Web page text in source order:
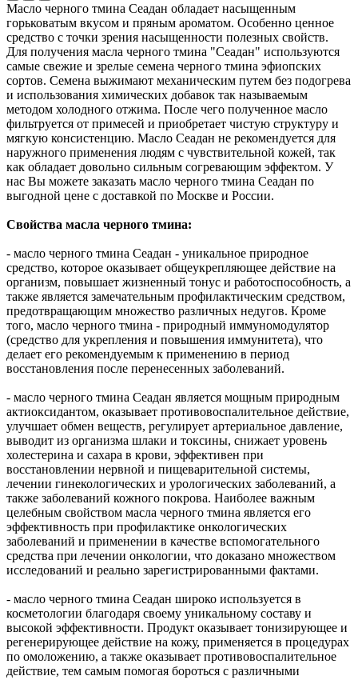
Масло черного тмина Сеадан обладает насыщенным
горьковатым вкусом и пряным ароматом. Особенно ценное
средство с точки зрения насыщенности полезных свойств.
Для получения масла черного тмина "Сеадан" используются
самые свежие и зрелые семена черного тмина эфиопских
сортов. Семена выжимают механическим путем без подогрева
и использования химических добавок так называемым
методом холодного отжима. После чего полученное масло
фильтруется от примесей и приобретает чистую структуру и
мягкую консистенцию. Масло Сеадан не рекомендуется для
наружного применения людям с чувствительной кожей, так
как обладает довольно сильным согревающим эффектом. У
нас Вы можете заказать масло черного тмина Сеадан по
выгодной цене с доставкой по Москве и России.
Свойства масла черного тмина:
- масло черного тмина Сеадан - уникальное природное
средство, которое оказывает общеукрепляющее действие на
организм, повышает жизненный тонус и работоспособность, а
также является замечательным профилактическим средством,
предотвращающим множество различных недугов. Кроме
того, масло черного тмина - природный иммуномодулятор
(средство для укрепления и повышения иммунитета), что
делает его рекомендуемым к применению в период
восстановления после перенесенных заболеваний.
- масло черного тмина Сеадан является мощным природным
актиоксидантом, оказывает противовоспалительное действие,
улучшает обмен веществ, регулирует артериальное давление,
выводит из организма шлаки и токсины, снижает уровень
холестерина и сахара в крови, эффективен при
восстановлении нервной и пищеварительной системы,
лечении гинекологических и урологических заболеваний, а
также заболеваний кожного покрова. Наиболее важным
целебным свойством масла черного тмина является его
эффективность при профилактике онкологических
заболеваний и применении в качестве вспомогательного
средства при лечении онкологии, что доказано множеством
исследований и реально зарегистрированными фактами.
- масло черного тмина Сеадан широко используется в
косметологии благодаря своему уникальному составу и
высокой эффективности. Продукт оказывает тонизирующее и
регенерирующее действие на кожу, применяется в процедурах
по омоложению, а также оказывает противовоспалительное
действие, тем самым помогая бороться с различными